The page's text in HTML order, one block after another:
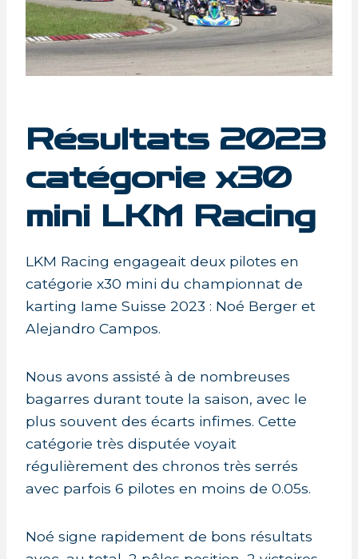
Résultats 2023
catégorie x30
mini LKM Racing
LKM Racing engageait deux pilotes en
catégorie x30 mini du championnat de
karting Iame Suisse 2023 : Noé Berger et
Alejandro Campos.
Nous avons assisté à de nombreuses
bagarres durant toute la saison, avec le
plus souvent des écarts infimes. Cette
catégorie très disputée voyait
régulièrement des chronos très serrés
avec parfois 6 pilotes en moins de 0.05s.
Noé signe rapidement de bons résultats